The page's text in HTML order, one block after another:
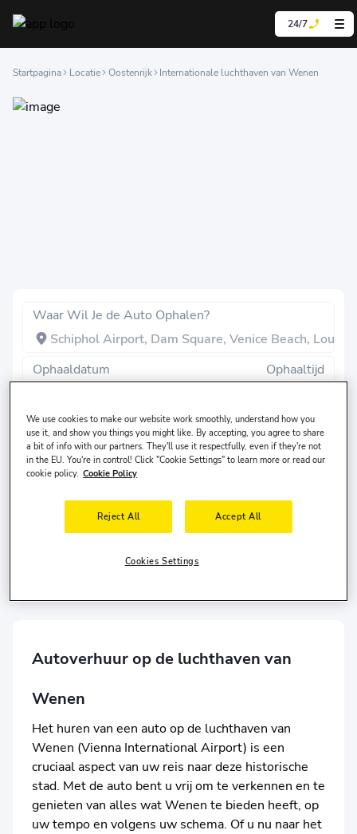
24/7
Startpagina Locatie Oostenrijk Internationale luchthaven van Wenen
Waar Wil Je de Auto Ophalen?
Ophaaldatum
Ophaaltijd
Inleverdatum
11 aug., di
Inlevertijd
10:00
Verschillende inleverlocatie?
Autoverhuur op de luchthaven van
Wenen
Het huren van een auto op de luchthaven van
Wenen (Vienna International Airport) is een
cruciaal aspect van uw reis naar deze historische
stad. Met de auto bent u vrij om te verkennen en te
genieten van alles wat Wenen te bieden heeft, op
uw tempo en volgens uw schema. Of u nu naar het
We use cookies to make our website work smoothly, understand how you
use it, and show you things you might like. By accepting, you agree to share
a bit of info with our partners. They'll use it respectfully, even if they're not
in the EU. You're in control! Click "Cookie Settings" to learn more or read our
cookie policy. Cookie Policy
Reject All Accept All
Cookies Settings